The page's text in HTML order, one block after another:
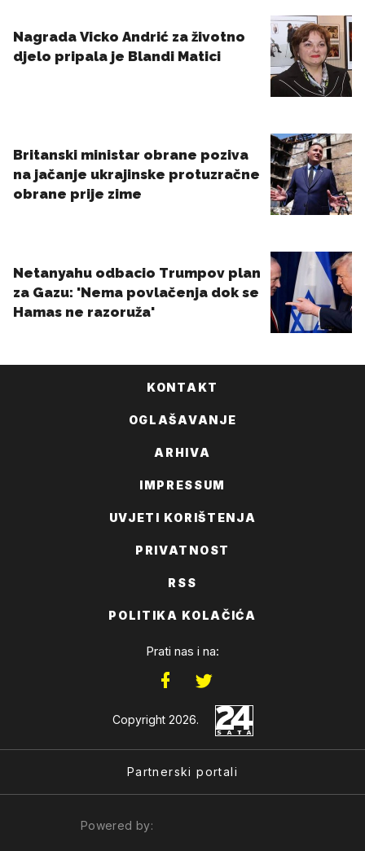
KONTAKT
OGLAŠAVANJE
ARHIVA
IMPRESSUM
UVJETI KORIŠTENJA
PRIVATNOST
RSS
POLITIKA KOLAČIĆA
Prati nas i na:
Copyright 2026.
Partnerski portali
Powered by: